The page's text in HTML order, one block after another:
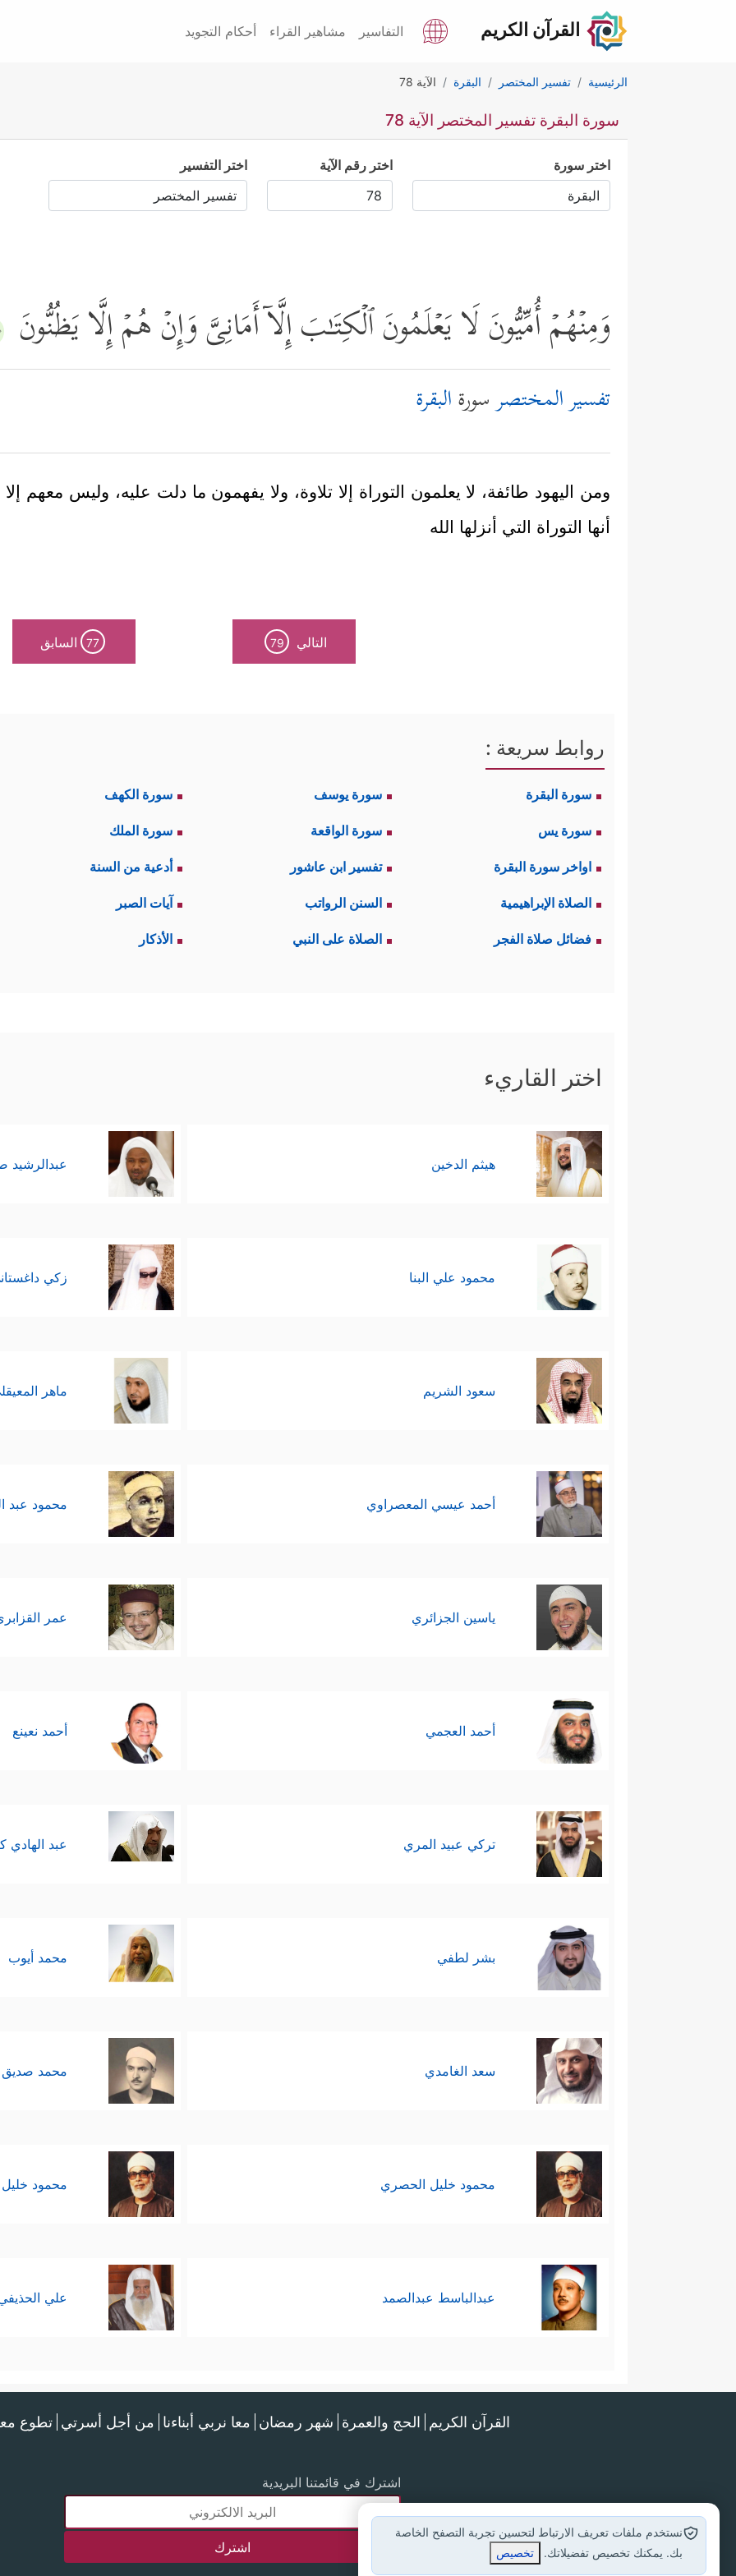
القرآن الكريم التفاسير مشاهير القراء أحكام التجويد
الرئيسية تفسير المختصر البقرة الآية 78
سورة البقرة تفسير المختصر الآية 78
اختر سورة اختر رقم الآية اختر التفسير
وَمِنۡهُمۡ أُمِّیُّونَ لَا یَعۡلَمُونَ ٱلۡكِتَـٰبَ إِلَّاۤ أَمَانِیَّ وَإِنۡ هُمۡ إِلَّا یَظُنُّونَ
تفسير المختصرسورةالبقرة
ومن اليهود طائفة، لا يعلمون التوراة إلا تلاوة، ولا يفهمون ما دلت عليه، وليس معهم
أنها التوراة التي أنزلها الله
التالي 79
77 السابق
روابط سريعة :
سورة البقرة سورة يوسف سورة الكهف
سورة يس سورة الواقعة سورة الملك
اواخر سورة البقرة تفسير ابن عاشور أدعية من السنة
الصلاة الإبراهيمية السنن الرواتب آيات الصبر
فضائل صلاة الفجر الصلاة على النبي الأذكار
اختر القاريء
هيثم الدخين عبدالرشيد
محمود علي البنا زكي
سعود الشريم ماهر
أحمد عيسي المعصراوي محمود عبد
ياسين الجزائري عمر
أحمد العجمي أحمد نعينع
تركي عبيد المري عبد الهادي
بشر لطفي محمد أيوب
سعد الغامدي محمد صديق
محمود خليل الحصري محمود
عبدالباسط عبدالصمد علي
القرآن الكريم الحج والعمرة شهر رمضان معا نربي أبناءنا من أجل أسرتي تطوع
اشترك في قائمتنا البريدية
نستخدم ملفات تعريف الارتباط لتحسين تجربة التصفح الخاصة
بك. يمكنك تخصيص تفضيلاتك.
تخصيص